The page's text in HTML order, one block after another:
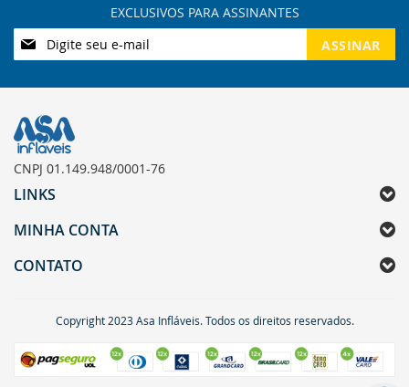
Inscreva-
se
nossa
ASSINAR
CNPJ 01.149.948/0001-76
LINKS
MINHA CONTA
CONTATO
Copyright 2023 Asa Infláveis. Todos os direitos reservados.